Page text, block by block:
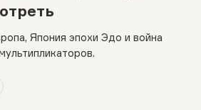
Япония эпохи Эдо и война